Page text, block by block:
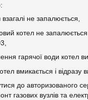
взагалі не запалюється,
котел не
гарячої води котел
вмикається і відразу
до авторизованого
газових вузлів та